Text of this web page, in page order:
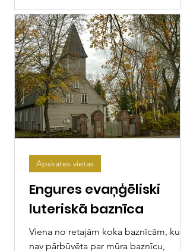
Jūras iela 77 GPS: 57.159984, 23.229631
Engures evaņģēliski
luteriskā baznīca
Viena no retajām koka baznīcām, kura
nav pārbūvēta par mūra baznīcu,
Apskates vietas